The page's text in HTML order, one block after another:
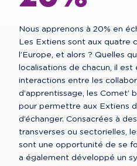
Nous apprenons à 20% en
Les Extiens sont aux quatre
l’Europe, et alors ? Quelles
localisations de chacun, il
interactions entre les
d’apprentissage, les Comet’
pour permettre aux Extiens
d’échanger. Consacrées à
transverses ou sectorielles,
sont une opportunité de se
a également développé un